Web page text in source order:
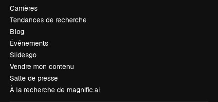
Carrières
Tendances de recherche
Blog
Événements
Slidesgo
Vendre mon contenu
Salle de presse
À la recherche de magnific.ai